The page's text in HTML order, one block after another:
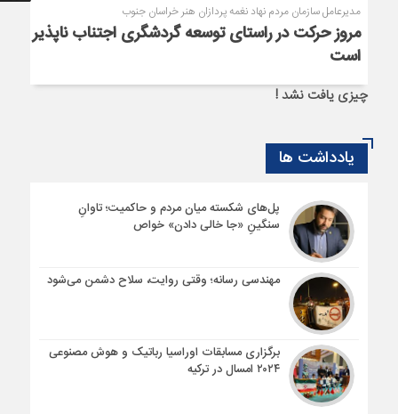
مدیرعامل سازمان مردم نهاد نغمه پردازان هنر خراسان جنوب
مروز حرکت در راستای توسعه گردشگری اجتناب ناپذیر
است
چیزی یافت نشد !
یادداشت ها
پل‌های شکسته میان مردم و حاکمیت؛ تاوانِ
سنگینِ «جا خالی دادن» خواص
مهندسی رسانه؛ وقتی روایت، سلاح دشمن می‌شود
برگزاری مسابقات اوراسیا رباتیک و هوش مصنوعی
۲۰۲۴ امسال در ترکیه